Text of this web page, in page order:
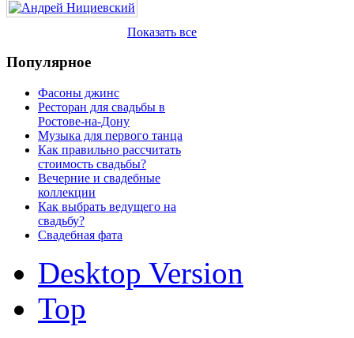
Показать все
Популярное
Фасоны джинс
Ресторан для свадьбы в
Ростове-на-Дону
Музыка для первого танца
Как правильно рассчитать
стоимость свадьбы?
Вечерние и свадебные
коллекции
Как выбрать ведущего на
свадьбу?
Свадебная фата
Desktop Version
Top